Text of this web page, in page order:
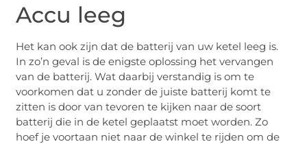
Accu leeg
Het kan ook zijn dat de batterij van uw ketel leeg is.
In zo’n geval is de enigste oplossing het vervangen
van de batterij. Wat daarbij verstandig is om te
voorkomen dat u zonder de juiste batterij komt te
zitten is door van tevoren te kijken naar de soort
batterij die in de ketel geplaatst moet worden. Zo
hoef je voortaan niet naar de winkel te rijden om de